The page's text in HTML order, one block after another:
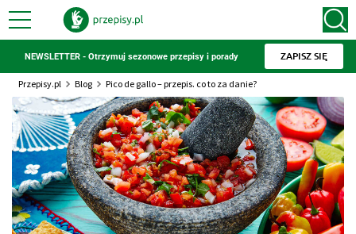
NEWSLETTER - Otrzymuj sezonowe przepisy i porady ZAPISZ SIĘ
Przepisy.pl Blog Pico de gallo – przepis. co to za danie?